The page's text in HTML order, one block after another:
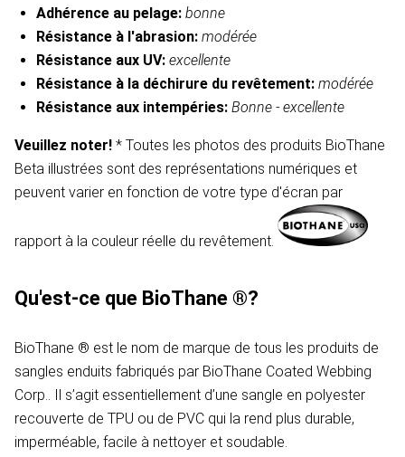
Adhérence au pelage: bonne
Résistance à l'abrasion: modérée
Résistance aux UV: excellente
Résistance à la déchirure du revêtement: modérée
Résistance aux intempéries: Bonne - excellente
Veuillez noter! * Toutes les photos des produits BioThane
Beta illustrées sont des représentations numériques et
peuvent varier en fonction de votre type d'écran par
rapport à la couleur réelle du revêtement.
Qu'est-ce que BioThane ®?
BioThane ® est le nom de marque de tous les produits de
sangles enduits fabriqués par BioThane Coated Webbing
Corp.. Il s’agit essentiellement d’une sangle en polyester
recouverte de TPU ou de PVC qui la rend plus durable,
imperméable, facile à nettoyer et soudable.